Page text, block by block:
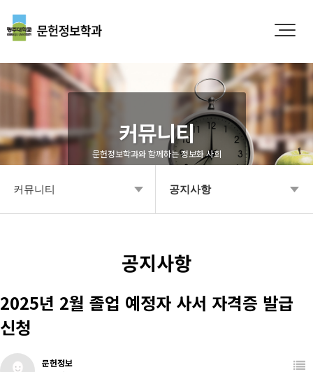
커뮤니티
문헌정보학과와 함께하는 정보화 사회
커뮤니티
대학원
학생활동
장학/취업
공지사항
Q&A
영상갤러리
학과소식 갤러리
공지사항
2025년 2월 졸업 예정자 사서 자격증 발급
신청
문헌정보